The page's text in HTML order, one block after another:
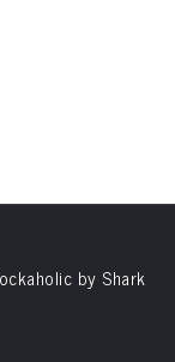
by Shark